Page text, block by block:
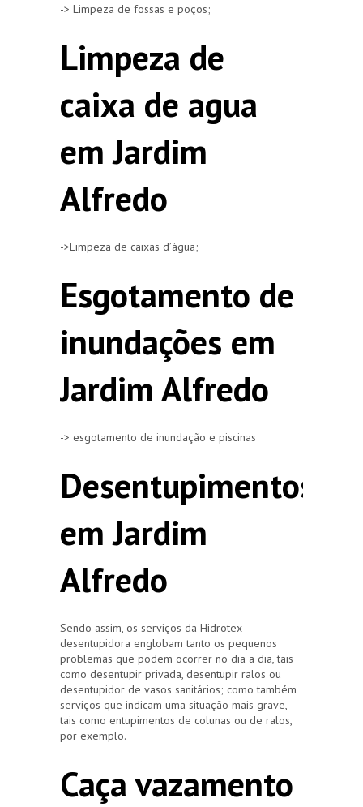
-> Limpeza de fossas e poços;
Limpeza de
caixa de agua
em Jardim
Alfredo
->Limpeza de caixas d’água;
Esgotamento de
inundações em
Jardim Alfredo
-> esgotamento de inundação e piscinas
Desentupimentos
em Jardim
Alfredo
Sendo assim, os serviços da Hidrotex
desentupidora englobam tanto os pequenos
problemas que podem ocorrer no dia a dia, tais
como desentupir privada, desentupir ralos ou
desentupidor de vasos sanitários; como também
serviços que indicam uma situação mais grave,
tais como entupimentos de colunas ou de ralos,
por exemplo.
Caça vazamento